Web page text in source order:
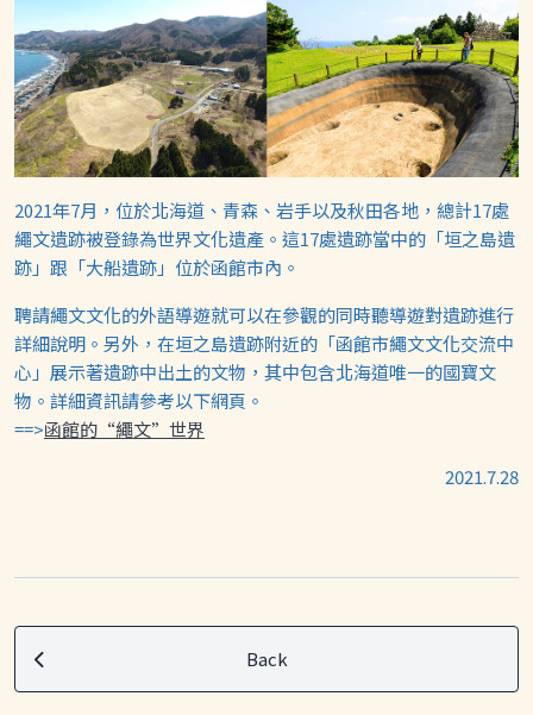
旅行提示
2021年7月，位於北海道、青森、岩手以及秋田各地，總計17處
繩文遺跡被登錄為世界文化遺產。這17處遺跡當中的「垣之島遺
跡」跟「大船遺跡」位於函館市內。
聘請繩文文化的外語導遊就可以在參觀的同時聽導遊對遺跡進行
詳細說明。另外，在垣之島遺跡附近的「函館市繩文文化交流中
心」展示著遺跡中出土的文物，其中包含北海道唯一的國寶文
物。詳細資訊請參考以下網頁。
==>函館的“繩文”世界
2021.7.28
Back